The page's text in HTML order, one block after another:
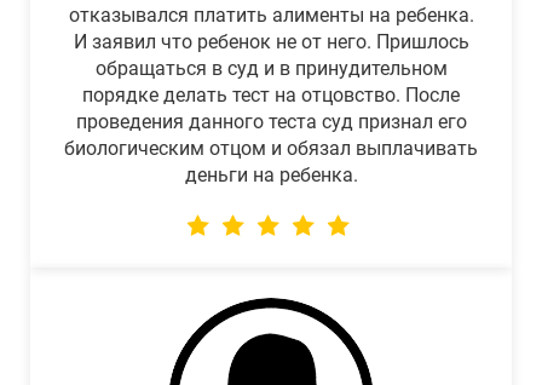
отказывался платить алименты на ребенка.
И заявил что ребенок не от него. Пришлось
обращаться в суд и в принудительном
порядке делать тест на отцовство. После
проведения данного теста суд признал его
биологическим отцом и обязал выплачивать
деньги на ребенка.